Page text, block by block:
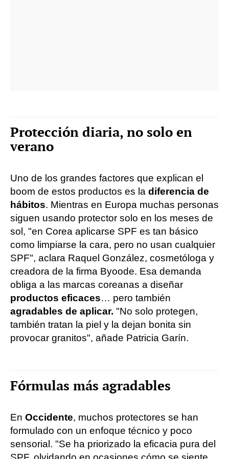
Protección diaria, no solo en
verano
Uno de los grandes factores que explican el
boom de estos productos es la diferencia de
hábitos. Mientras en Europa muchas personas
siguen usando protector solo en los meses de
sol, "en Corea aplicarse SPF es tan básico
como limpiarse la cara, pero no usan cualquier
SPF", aclara Raquel González, cosmetóloga y
creadora de la firma Byoode. Esa demanda
obliga a las marcas coreanas a diseñar
productos eficaces… pero también
agradables de aplicar. "No solo protegen,
también tratan la piel y la dejan bonita sin
provocar granitos", añade Patricia Garín.
Fórmulas más agradables
En Occidente, muchos protectores se han
formulado con un enfoque técnico y poco
sensorial. "Se ha priorizado la eficacia pura del